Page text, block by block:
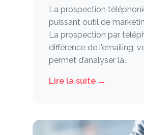
La prospection
puissant outil de
La prospection par
différence de l’emailing,
permet d’analyser la…
Lire la suite →